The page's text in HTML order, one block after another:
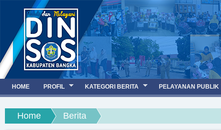
Jump to navigation
You are here
Home Berita
HOME PROFIL KATEGORI BERITA PELAYANAN PUBLIK